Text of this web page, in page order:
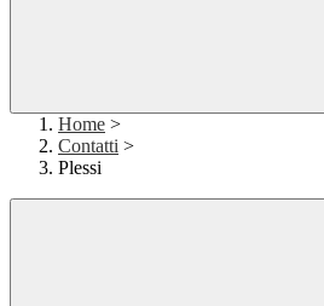
Home >
Contatti >
Plessi